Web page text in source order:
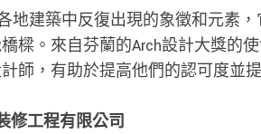
地建築中反復出現的象徵和元素
樑。來自芬蘭的Arch設計大獎的
師，有助於提高他們的認可度並
修工程有限公司